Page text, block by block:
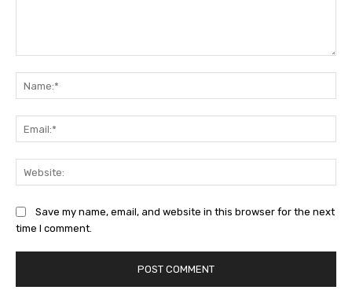
Save my name, email, and website in this browser for the next
time I comment.